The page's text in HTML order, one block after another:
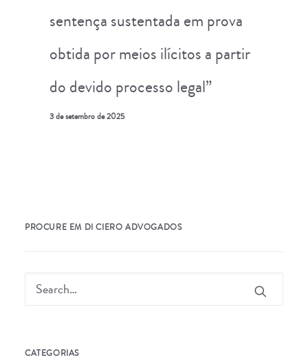
sentença sustentada em prova
obtida por meios ilícitos a partir
do devido processo legal”
3 de setembro de 2025
PROCURE EM DI CIERO ADVOGADOS
CATEGORIAS